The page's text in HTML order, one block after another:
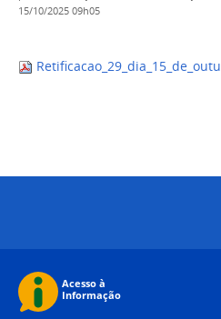
15/10/2025 09h05